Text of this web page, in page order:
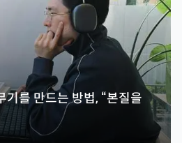
기를 만드는 방법, “본질을